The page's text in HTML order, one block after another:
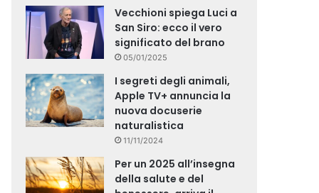
Vecchioni spiega Luci a
San Siro: ecco il vero
significato del brano
05/01/2025
I segreti degli animali,
Apple TV+ annuncia la
nuova docuserie
naturalistica
11/11/2024
Per un 2025 all’insegna
della salute e del